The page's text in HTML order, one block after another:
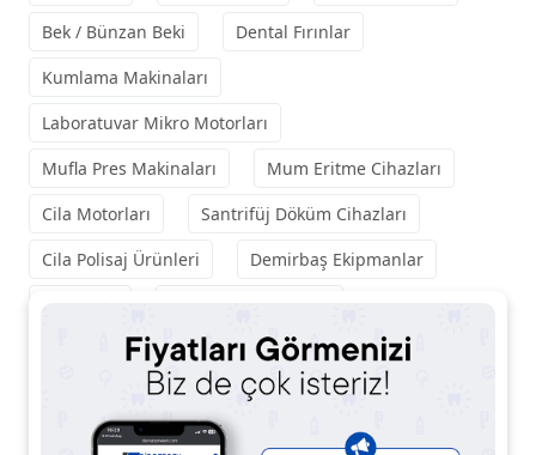
Bek / Bünzan Beki
Dental Fırınlar
Kumlama Makinaları
Laboratuvar Mikro Motorları
Mufla Pres Makinaları
Mum Eritme Cihazları
Cila Motorları
Santrifüj Döküm Cihazları
Cila Polisaj Ürünleri
Demirbaş Ekipmanlar
El Aletleri
Laboratuvar Frezleri
Diğer Sarf Malzemeler
Revetman
Laboratuvar Yardımcı Ürünler
Laboratuvar Cihazları